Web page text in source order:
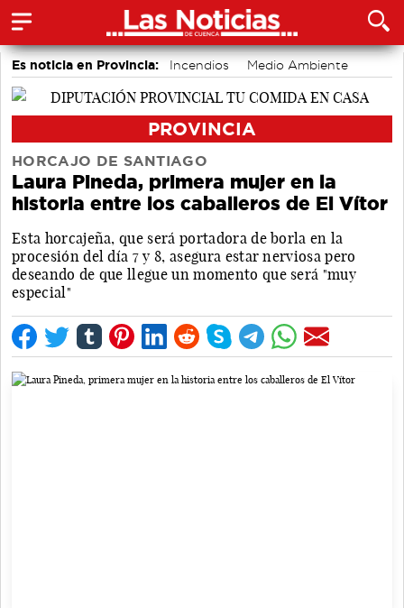
Es noticia en Provincia: Incendios
Medio Ambiente
Movilidad
PROVINCIA
HORCAJO DE SANTIAGO
Laura Pineda, primera mujer en la
historia entre los caballeros de El Vítor
Esta horcajeña, que será portadora de borla en la
procesión del día 7 y 8, asegura estar nerviosa pero
deseando de que llegue un momento que será "muy
especial"